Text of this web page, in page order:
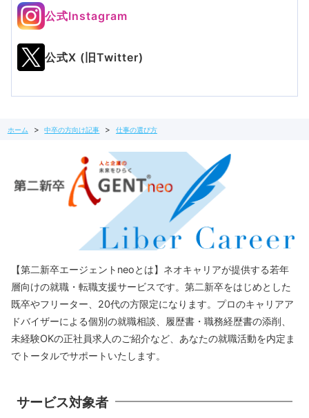
公式Instagram
公式X (旧Twitter)
ホーム 中卒の方向け記事 仕事の選び方
【第二新卒エージェントneoとは】ネオキャリアが提供する若年
層向けの就職・転職支援サービスです。第二新卒をはじめとした
既卒やフリーター、20代の方限定になります。プロのキャリアア
ドバイザーによる個別の就職相談、履歴書・職務経歴書の添削、
未経験OKの正社員求人のご紹介など、あなたの就職活動を内定ま
でトータルでサポートいたします。
サービス対象者